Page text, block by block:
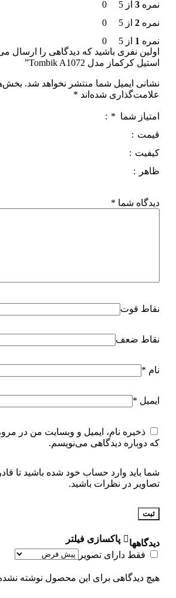
نمره 3 از 5
0
نمره 2 از 5
0
نمره 1 از 5 0
دیدگاهها
پاکسازی فیلتر
فقط دارای تصویر
هیچ دیدگاهی برای این محصول نوشته
اولین نفری باشید که دیدگاهی را ارسال
استیل کرکماز مدل Tombik A1072”
نشانی ایمیل شما منتشر نخواهد شد.
علامت‌گذاری شده‌اند *
امتیاز شما *
قیمت
کیفیت
ظاهر
دیدگاه شما *
نقاط قوت
نقاط ضعف
نام *
ایمیل *
ذخیره نام، ایمیل و وبسایت من در
که دوباره دیدگاهی می‌نویسم.
شما باید وارد حساب خود شده باشید تا
تصاویر در نظرات باشید.